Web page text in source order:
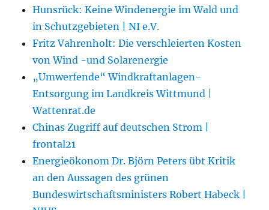
Hunsrück: Keine Windenergie im Wald und
in Schutzgebieten | NI e.V.
Fritz Vahrenholt: Die verschleierten Kosten
von Wind -und Solarenergie
„Umwerfende“ Windkraftanlagen-
Entsorgung im Landkreis Wittmund |
Wattenrat.de
Chinas Zugriff auf deutschen Strom |
frontal21
Energieökonom Dr. Björn Peters übt Kritik
an den Aussagen des grünen
Bundeswirtschaftsministers Robert Habeck |